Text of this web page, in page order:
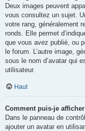
Deux images peuvent
vous consultez un sujet.
votre rang, généralement
ronds. Elle permet
que vous avez publié, ou
le forum. L’autre image,
sous le nom d’avatar qui
utilisateur.
Haut
Comment puis-je
Dans le panneau de
ajouter un avatar en